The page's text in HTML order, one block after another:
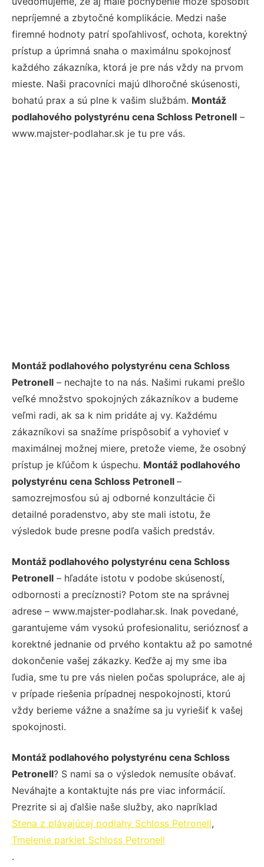
nepríjemné a zbytočné komplikácie. Medzi naše
firemné hodnoty patrí spoľahlivosť, ochota, korektný
prístup a úprimná snaha o maximálnu spokojnosť
každého zákazníka, ktorá je pre nás vždy na prvom
mieste. Naši pracovníci majú dlhoročné skúsenosti,
bohatú prax a sú plne k vašim službám. Montáž
podlahového polystyrénu cena Schloss Petronell –
www.majster-podlahar.sk je tu pre vás.
Montáž podlahového polystyrénu cena Schloss
Petronell – nechajte to na nás. Našimi rukami prešlo
veľké množstvo spokojných zákazníkov a budeme
veľmi radi, ak sa k nim pridáte aj vy. Každému
zákazníkovi sa snažíme prispôsobiť a vyhovieť v
maximálnej možnej miere, pretože vieme, že osobný
prístup je kľúčom k úspechu. Montáž podlahového
polystyrénu cena Schloss Petronell –
samozrejmosťou sú aj odborné konzultácie či
detailné poradenstvo, aby ste mali istotu, že
výsledok bude presne podľa vašich predstáv.
Montáž podlahového polystyrénu cena Schloss
Petronell – hľadáte istotu v podobe skúseností,
odbornosti a precíznosti? Potom ste na správnej
adrese – www.majster-podlahar.sk. Inak povedané,
garantujeme vám vysokú profesionalitu, serióznosť a
korektné jednanie od prvého kontaktu až po samotné
dokončenie vašej zákazky. Keďže aj my sme iba
ľudia, sme tu pre vás nielen počas spolupráce, ale aj
v prípade riešenia prípadnej nespokojnosti, ktorú
vždy berieme vážne a snažíme sa ju vyriešiť k vašej
spokojnosti.
Montáž podlahového polystyrénu cena Schloss
Petronell? S nami sa o výsledok nemusíte obávať.
Neváhajte a kontaktujte nás pre viac informácií.
Prezrite si aj ďalšie naše služby, ako napríklad
Stena z plávajúcej podlahy Schloss Petronell,
Tmelenie parkiet Schloss Petronell
.